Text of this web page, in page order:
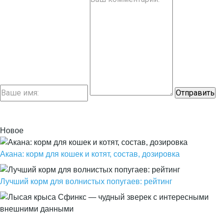
Новое
Акана: корм для кошек и котят, состав, дозировка
Лучший корм для волнистых попугаев: рейтинг